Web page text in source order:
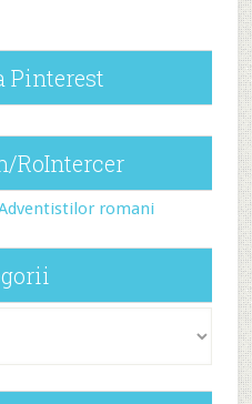
Pinterest
RoIntercer
romani